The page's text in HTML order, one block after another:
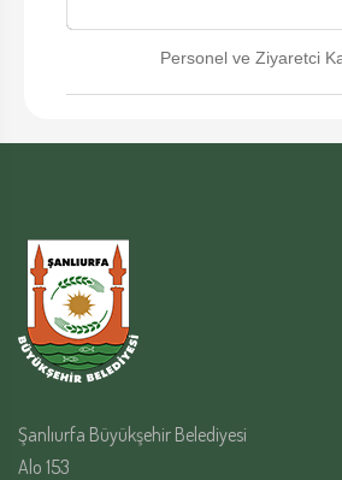
Personel ve Ziyaretci
Şanlıurfa Büyükşehir Belediyesi
Alo 153